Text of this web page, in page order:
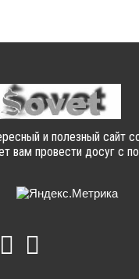
и полезный сайт
вам провести досуг с